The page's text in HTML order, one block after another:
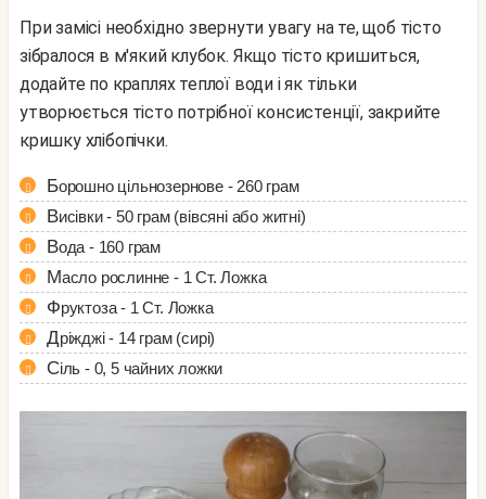
При замісі необхідно звернути увагу на те, щоб тісто
зібралося в м'який клубок. Якщо тісто кришиться,
додайте по краплях теплої води і як тільки
утворюється тісто потрібної консистенції, закрийте
кришку хлібопічки.
Борошно цільнозернове - 260 грам
Висівки - 50 грам (вівсяні або житні)
Вода - 160 грам
Масло рослинне - 1 Ст. Ложка
Фруктоза - 1 Ст. Ложка
Дріжджі - 14 грам (сирі)
Сіль - 0, 5 чайних ложки